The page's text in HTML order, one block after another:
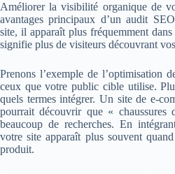
Améliorer la visibilité organique de
avantages principaux d’un audit
site, il apparaît plus fréquemment
signifie plus de visiteurs découvrant
Prenons l’exemple de l’optimisation
ceux que votre public cible utilise.
quels termes intégrer. Un site de e-
pourrait découvrir que « chaussures
beaucoup de recherches. En
votre site apparaît plus souvent
produit.